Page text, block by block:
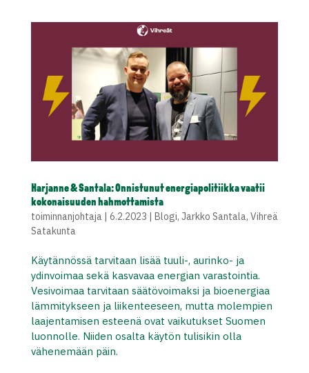
Harjanne & Santala: Onnistunut energiapolitiikka vaatii
kokonaisuuden hahmottamista
toiminnanjohtaja| 6.2.2023 | Blogi, Jarkko Santala, Vihreä
Satakunta
Käytännössä tarvitaan lisää tuuli-, aurinko- ja
ydinvoimaa sekä kasvavaa energian varastointia.
Vesivoimaa tarvitaan säätövoimaksi ja bioenergiaa
lämmitykseen ja liikenteeseen, mutta molempien
laajentamisen esteenä ovat vaikutukset Suomen
luonnolle. Niiden osalta käytön tulisikin olla
vähenemään päin.